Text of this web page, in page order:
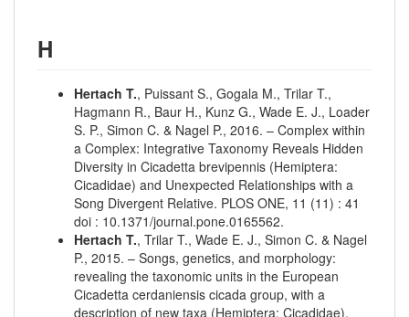
H
Hertach T., Puissant S., Gogala M., Trilar T.,
Hagmann R., Baur H., Kunz G., Wade E. J., Loader
S. P., Simon C. & Nagel P., 2016. – Complex within
a Complex: Integrative Taxonomy Reveals Hidden
Diversity in Cicadetta brevipennis (Hemiptera:
Cicadidae) and Unexpected Relationships with a
Song Divergent Relative. PLOS ONE, 11 (11) : 41
doi : 10.1371/journal.pone.0165562.
Hertach T., Trilar T., Wade E. J., Simon C. & Nagel
P., 2015. – Songs, genetics, and morphology:
revealing the taxonomic units in the European
Cicadetta cerdaniensis cicada group, with a
description of new taxa (Hemiptera: Cicadidae).